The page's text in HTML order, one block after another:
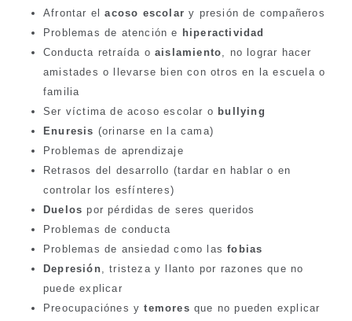
Afrontar elacoso escolar y presión de compañeros
Problemas de atención e hiperactividad
Conducta retraída o aislamiento, no lograr hacer
amistades o llevarse bien con otros en la escuela o
familia
Ser víctima de acoso escolar o bullying
Enuresis (orinarse en la cama)
Problemas de aprendizaje
Retrasos del desarrollo (tardar en hablar o en
controlar los esfínteres)
Duelos por pérdidas de seres queridos
Problemas de conducta
Problemas de ansiedad como lasfobias
Depresión, tristeza y llanto por razones que no
puede explicar
Preocupaciónes ytemores que no pueden explicar